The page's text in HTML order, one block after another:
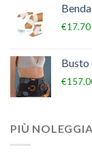
€17.70
€
PIÙ